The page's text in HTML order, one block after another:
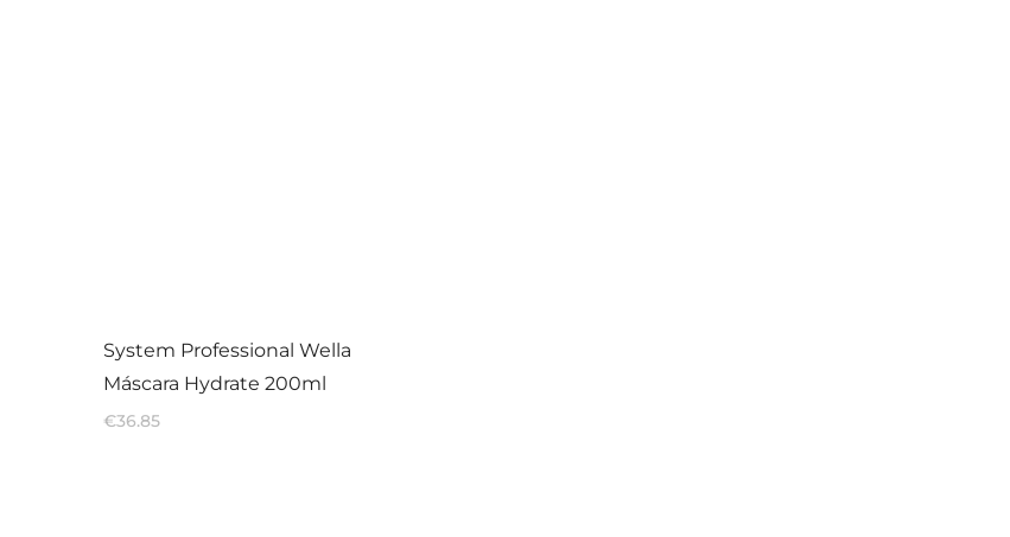
System Professional Wella
Máscara Hydrate 200ml
€36.85